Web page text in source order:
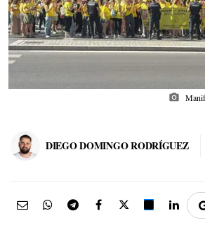
photo_camera
DIEGO DOMINGO RODRÍGUEZ